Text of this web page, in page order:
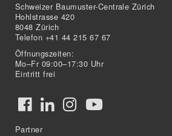
Schweizer Baumuster-Centrale Zürich
Hohlstrasse 420
8048 Zürich
Telefon +41 44 215 67 67
Öffnungszeiten:
Mo–Fr 09:00–17:30 Uhr
Eintritt frei
Partner